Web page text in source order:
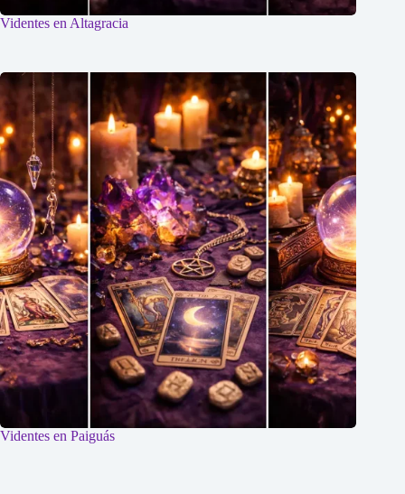
Videntes en Altagracia
Videntes en Paiguás